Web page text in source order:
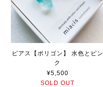
ピアス【ポリゴン】 水色とピン
ク
¥5,500
SOLD OUT